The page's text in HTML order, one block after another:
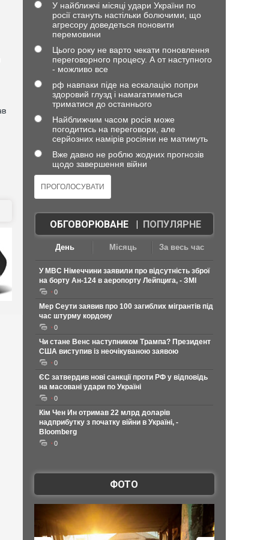
У найближчі місяці удари України по
росії стануть настільки болючими, що
агресору доведеться поновити
перемовини
Цього року не варто чекати поновлення
переговорного процесу. А от наступного
- можливо все
рф навпаки піде на ескалацію попри
здоровий глузд і намагатиметься
триматися до останнього
Найближчим часом росія може
погодитись на переговори, але
серйозних намірів росіяни не матимуть
Вже давно не роблю жодних прогнозів
щодо завершення війни
ОБГОВОРЮВАНЕ| ПОПУЛЯРНЕ
День Місяць За весь час
У МВС Німеччини заявили про відсутність зброї
на борту Ан-124 в аеропорту Лейпцига, - ЗМІ
0
Мер Сеути заявив про 100 загиблих мігрантів під
час штурму кордону
0
Чи стане Венс наступником Трампа? Президент
США виступив із неочікуваною заявою
0
ЄС затвердив нові санкції проти РФ у відповідь
на масовані удари по Україні
0
Кім Чен Ин отримав 22 млрд доларів
надприбутку з початку війни в Україні, -
Bloomberg
0
ФОТО